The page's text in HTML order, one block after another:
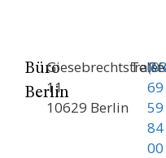
Büro
Berlin
Giesebrechtstraße
11
10629 Berlin
69
59
84
00